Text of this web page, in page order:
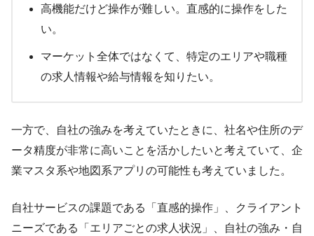
高機能だけど操作が難しい。直感的に操作をした
い。
マーケット全体ではなくて、特定のエリアや職種
の求人情報や給与情報を知りたい。
一方で、自社の強みを考えていたときに、社名や住所のデ
ータ精度が非常に高いことを活かしたいと考えていて、企
業マスタ系や地図系アプリの可能性も考えていました。
自社サービスの課題である「直感的操作」、クライアント
ニーズである「エリアごとの求人状況」、自社の強み・自